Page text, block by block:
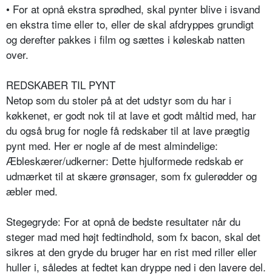
• For at opnå ekstra sprødhed, skal pynter blive i isvand
en ekstra time eller to, eller de skal afdryppes grundigt
og derefter pakkes i film og sættes i køleskab natten
over.
REDSKABER TIL PYNT
Netop som du stoler på at det udstyr som du har i
køkkenet, er godt nok til at lave et godt måltid med, har
du også brug for nogle få redskaber til at lave prægtig
pynt med. Her er nogle af de mest almindelige:
Æbleskærer/udkerner: Dette hjulformede redskab er
udmærket til at skære grønsager, som fx gulerødder og
æbler med.
Stegegryde: For at opnå de bedste resultater når du
steger mad med højt fedtindhold, som fx bacon, skal det
sikres at den gryde du bruger har en rist med riller eller
huller i, således at fedtet kan dryppe ned i den lavere del.